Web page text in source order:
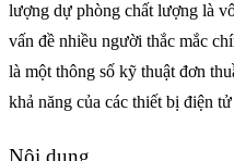
lượng dự phòng chất lượng là
vấn đề nhiều người thắc mắc
là một thông số kỹ thuật đơn
khả năng của các thiết bị điện
Nội dung